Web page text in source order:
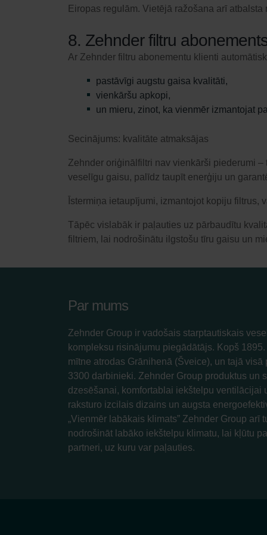
Eiropas regulām. Vietējā ražošana arī
8. Zehnder filtru
Ar Zehnder filtru abonementu klienti
pastāvīgi augstu gaisa kvalitāti,
vienkāršu apkopi,
un mieru, zinot, ka vienmēr izmantojat
Secinājums: kvalitāte atmaksājas
Zehnder oriģinālfiltri nav vienkārši piederumi
veselīgu gaisu, palīdz taupīt enerģiju un
Īstermiņa ietaupījumi, izmantojot kopiju
Tāpēc vislabāk ir paļauties uz pārbaudītu
filtriem, lai nodrošinātu ilgstošu tīru gaisu un
Par mums
Zehnder Group ir vadošais starptautiskais
kompleksu risinājumu piegādātājs. Kopš
mītne atrodas Grānihenā (Šveice), un tajā visā
3300 darbinieki. Zehnder Group produktus un
dzesēšanai, komfortablai iekštelpu ventilācijai
raksturo izcilais dizains un augsta
„Vienmēr labākais klimats” Zehnder Group arī
nodrošināt labāko iekštelpu klimatu, lai kļūtu
partneri, uz kuru var paļauties.